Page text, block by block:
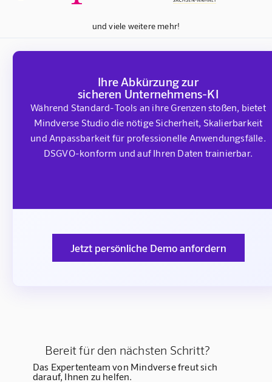
und viele weitere mehr!
Ihre Abkürzung zur
sicheren Unternehmens-KI
Während Standard-Tools an ihre Grenzen stoßen, bietet
Mindverse Studio die nötige Sicherheit, Skalierbarkeit
und Anpassbarkeit für professionelle Anwendungsfälle.
DSGVO-konform und auf Ihren Daten trainierbar.
Jetzt persönliche Demo anfordern
Bereit für den nächsten Schritt?
Das Expertenteam von Mindverse freut sich
darauf, Ihnen zu helfen.